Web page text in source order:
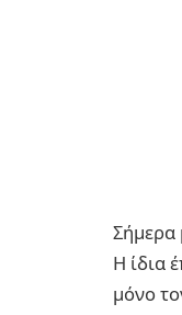
Σήμερα
Η ίδια
μόνο